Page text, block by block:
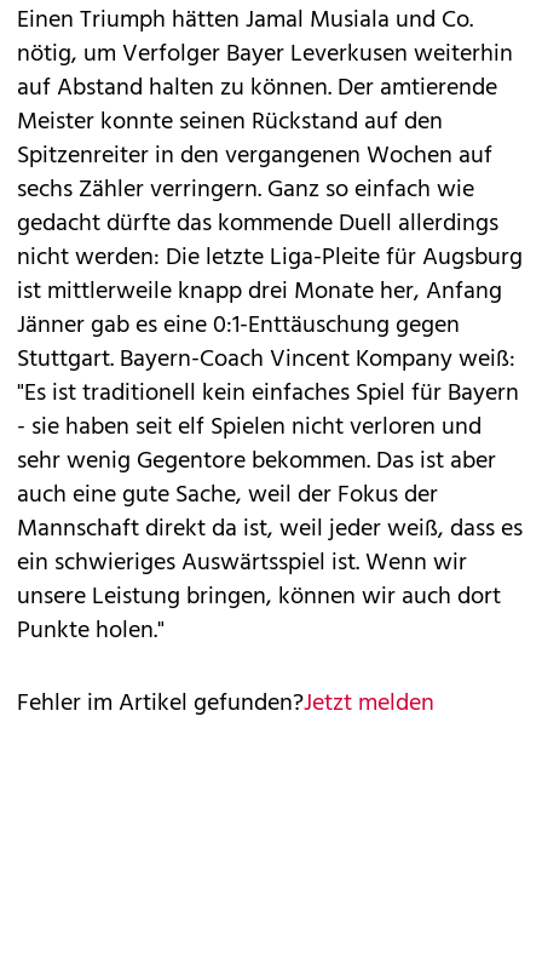
Einen Triumph hätten Jamal Musiala und Co.
nötig, um Verfolger Bayer Leverkusen weiterhin
auf Abstand halten zu können. Der amtierende
Meister konnte seinen Rückstand auf den
Spitzenreiter in den vergangenen Wochen auf
sechs Zähler verringern. Ganz so einfach wie
gedacht dürfte das kommende Duell allerdings
nicht werden: Die letzte Liga-Pleite für Augsburg
ist mittlerweile knapp drei Monate her, Anfang
Jänner gab es eine 0:1-Enttäuschung gegen
Stuttgart. Bayern-Coach Vincent Kompany weiß:
"Es ist traditionell kein einfaches Spiel für Bayern
- sie haben seit elf Spielen nicht verloren und
sehr wenig Gegentore bekommen. Das ist aber
auch eine gute Sache, weil der Fokus der
Mannschaft direkt da ist, weil jeder weiß, dass es
ein schwieriges Auswärtsspiel ist. Wenn wir
unsere Leistung bringen, können wir auch dort
Punkte holen."
Fehler im Artikel gefunden?Jetzt melden